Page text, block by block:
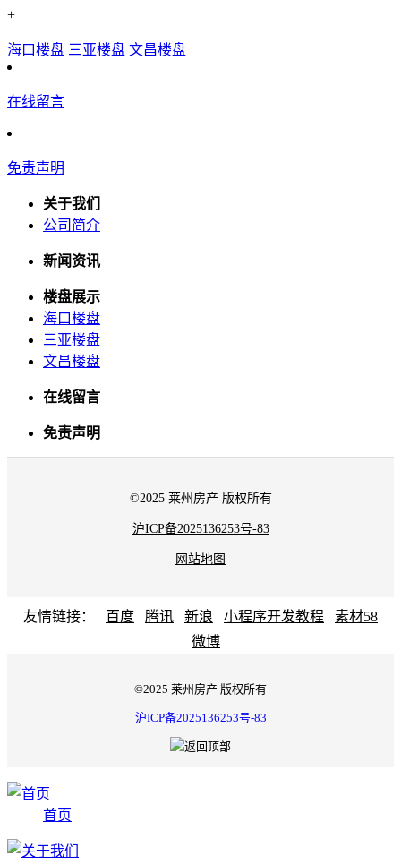
+
海口楼盘 三亚楼盘 文昌楼盘
在线留言
免责声明
关于我们
公司简介
新闻资讯
楼盘展示
海口楼盘
三亚楼盘
文昌楼盘
在线留言
免责声明
©2025 莱州房产 版权所有
沪ICP备2025136253号-83
网站地图
友情链接： 百度 腾讯 新浪 小程序开发教程
素材58
微博
©2025 莱州房产 版权所有
沪ICP备2025136253号-83
首页